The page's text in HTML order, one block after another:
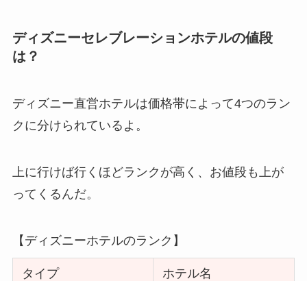
ディズニーセレブレーションホテルの値段
は？
ディズニー直営ホテルは価格帯によって4つのラン
クに分けられているよ。
上に行けば行くほどランクが高く、お値段も上が
ってくるんだ。
【ディズニーホテルのランク】
タイプ ホテル名